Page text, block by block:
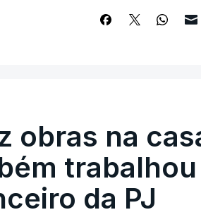
obras na
trabalhou
da PJ